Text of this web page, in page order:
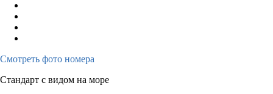
Смотреть фото номера
Стандарт с видом на море